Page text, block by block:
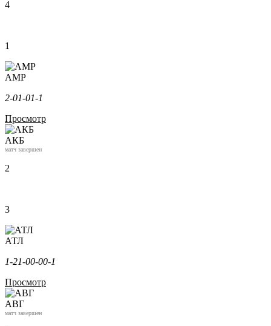
4
1
АМР
2-01-01-1
Просмотр
АКБ
матч завершен
2
3
АТЛ
1-21-00-00-1
Просмотр
АВГ
матч завершен